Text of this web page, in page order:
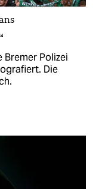
Polizei
Die